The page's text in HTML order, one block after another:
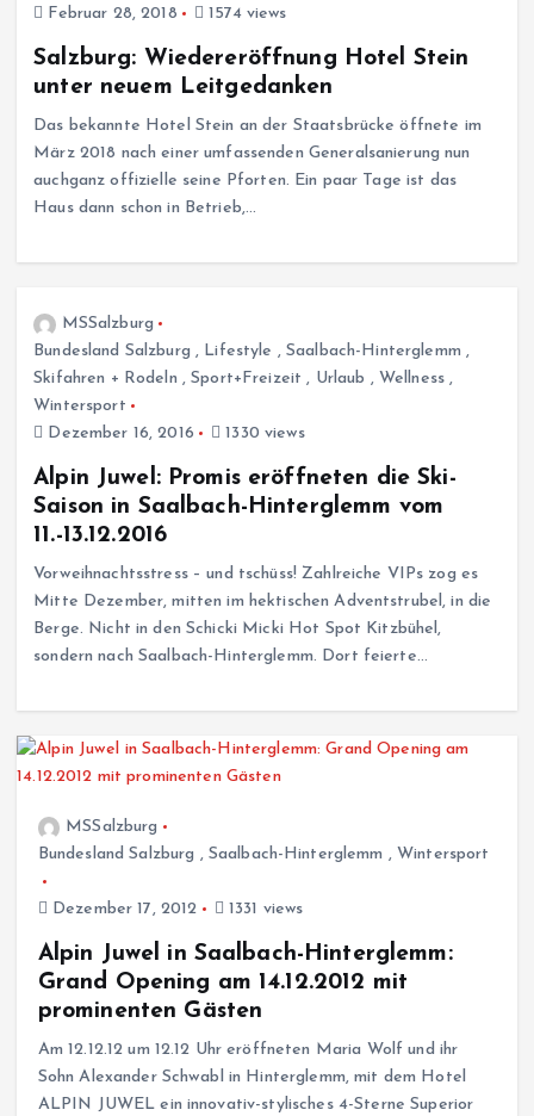
Februar 28, 2018
1574 views
Salzburg: Wiedereröffnung Hotel Stein
unter neuem Leitgedanken
Das bekannte Hotel Stein an der Staatsbrücke öffnete im
März 2018 nach einer umfassenden Generalsanierung nun
auchganz offizielle seine Pforten. Ein paar Tage ist das
Haus dann schon in Betrieb,…
MSSalzburg
Bundesland Salzburg , Lifestyle , Saalbach-Hinterglemm ,
Skifahren + Rodeln ,Sport+Freizeit , Urlaub , Wellness ,
Wintersport
Dezember 16, 2016
1330 views
Alpin Juwel: Promis eröffneten die Ski-
Saison in Saalbach-Hinterglemm vom
11.-13.12.2016
Vorweihnachtsstress – und tschüss! Zahlreiche VIPs zog es
Mitte Dezember, mitten im hektischen Adventstrubel, in die
Berge. Nicht in den Schicki Micki Hot Spot Kitzbühel,
sondern nach Saalbach-Hinterglemm. Dort feierte…
MSSalzburg
Bundesland Salzburg , Saalbach-Hinterglemm , Wintersport
Dezember 17, 2012 1331 views
Alpin Juwel in Saalbach-Hinterglemm:
Grand Opening am 14.12.2012 mit
prominenten Gästen
Am 12.12.12 um 12.12 Uhr eröffneten Maria Wolf und ihr
Sohn Alexander Schwabl in Hinterglemm, mit dem Hotel
ALPIN JUWEL ein innovativ-stylisches 4-Sterne Superior